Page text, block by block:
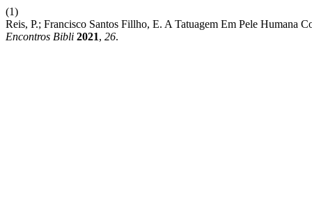
(1)
Reis, P.; Francisco Santos Fillho, E. A Tatuagem Em Pele
Encontros Bibli 2021, 26.